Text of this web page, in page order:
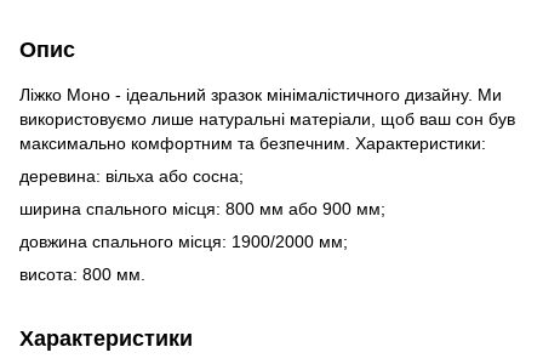
Опис
Ліжко Моно - ідеальний зразок мінімалістичного дизайну. Ми
використовуємо лише натуральні матеріали, щоб ваш сон був
максимально комфортним та безпечним. Характеристики:
деревина: вільха або сосна;
ширина спального місця: 800 мм або 900 мм;
довжина спального місця: 1900/2000 мм;
висота: 800 мм.
Характеристики